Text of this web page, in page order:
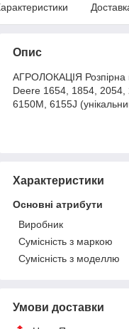
Опис
АГРОЛОКАЦІЯ Розпірна
Deere 1654, 1854, 2054,
6150M, 6155J
Характеристики
Основні атрибути
Виробник
Сумісність з маркою
Сумісність з моделлю
Умови доставки